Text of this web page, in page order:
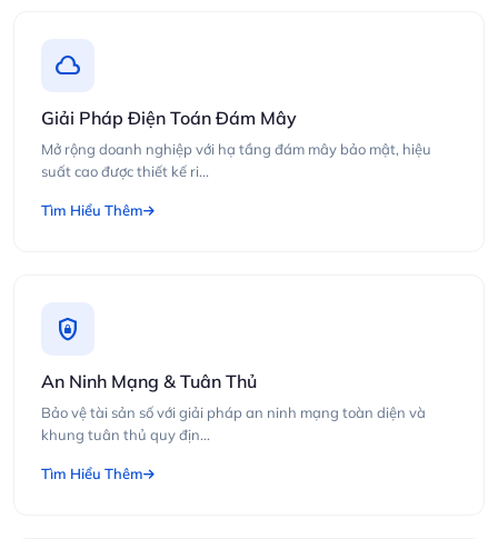
cloud
Giải Pháp Điện Toán Đám Mây
Mở rộng doanh nghiệp với hạ tầng đám mây bảo mật, hiệu
suất cao được thiết kế ri...
Tìm Hiểu Thêm
shield_lock
An Ninh Mạng & Tuân Thủ
Bảo vệ tài sản số với giải pháp an ninh mạng toàn diện và
khung tuân thủ quy địn...
Tìm Hiểu Thêm